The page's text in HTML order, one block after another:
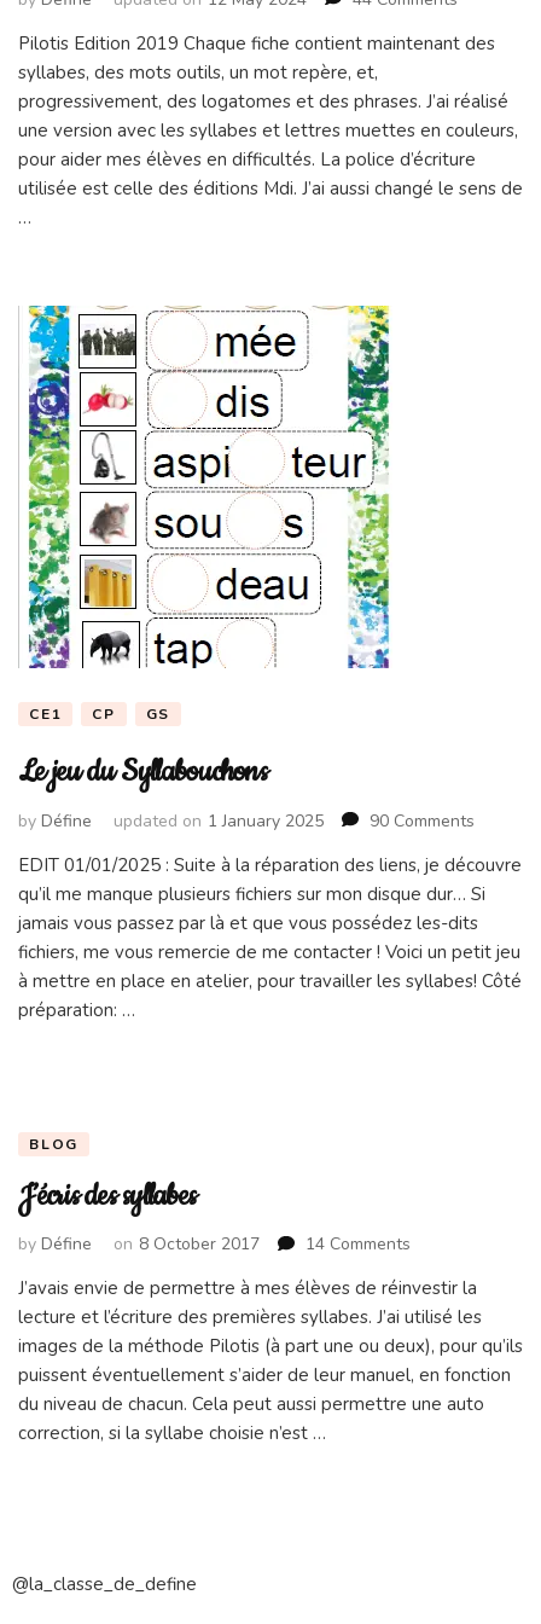
lis
Pilotis Edition 2019 Chaque fiche contient maintenant des
syllabes, des mots outils, un mot repère, et,
progressivement, des logatomes et des phrases. J’ai réalisé
une version avec les syllabes et lettres muettes en couleurs,
pour aider mes élèves en difficultés. La police d’écriture
utilisée est celle des éditions Mdi. J’ai aussi changé le sens de
…
CE1 CP GS
Le jeu du Syllabouchons
by Défine updated on 1 January 2025 90 Comments
jeu
du
EDIT 01/01/2025 : Suite à la réparation des liens, je découvre
qu’il me manque plusieurs fichiers sur mon disque dur… Si
jamais vous passez par là et que vous possédez les-dits
fichiers, me vous remercie de me contacter ! Voici un petit jeu
à mettre en place en atelier, pour travailler les syllabes! Côté
préparation: …
BLOG
J’écris des syllabes
by Défine on 8 October 2017 14 Comments
des
syllabes
J’avais envie de permettre à mes élèves de réinvestir la
lecture et l’écriture des premières syllabes. J’ai utilisé les
images de la méthode Pilotis (à part une ou deux), pour qu’ils
puissent éventuellement s’aider de leur manuel, en fonction
du niveau de chacun. Cela peut aussi permettre une auto
correction, si la syllabe choisie n’est …
@la_classe_de_define